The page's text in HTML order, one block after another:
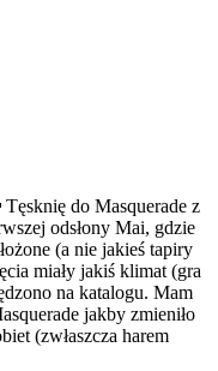
do Masquerade z
odsłony Mai, gdzie
(a nie jakieś tapiry
miały jakiś klimat (gra
na katalogu. Mam
jakby zmieniło
(zwłaszcza harem